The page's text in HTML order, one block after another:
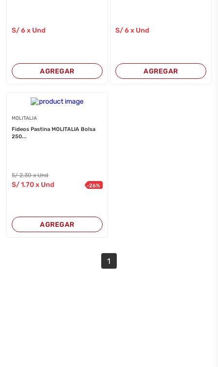
S/6 x Und
AGREGAR
S/6x Und
AGREGAR
MOLITALIA
Fideos Pastina MOLITALIA Bolsa
250...
S/2.30 x Und
S/1.70 x Und -26%
AGREGAR
1